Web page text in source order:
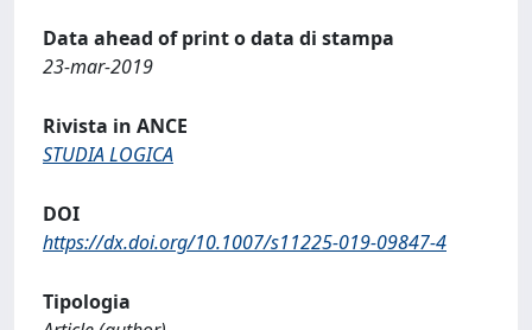
Data ahead of print o data di stampa
23-mar-2019
Rivista in ANCE
STUDIA LOGICA
DOI
https://dx.doi.org/10.1007/s11225-019-09847-4
Tipologia